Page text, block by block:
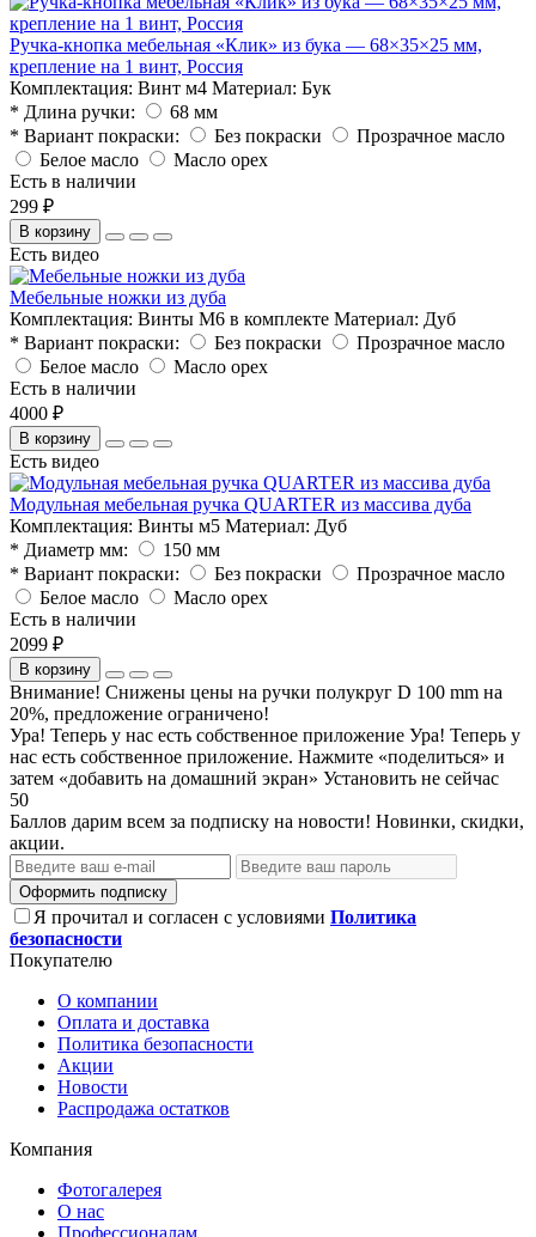
Ручка-кнопка мебельная «Клик» из бука — 68×35×25 мм,
крепление на 1 винт, Россия
Комплектация: Винт м4 Материал: Бук
* Длина ручки:
68 мм
* Вариант покраски:
Без покраски
Прозрачное масло
Белое масло
Масло орех
Есть в наличии
299 ₽
В корзину
Есть видео
Мебельные ножки из дуба
Комплектация: Винты M6 в комплекте Материал: Дуб
* Вариант покраски:
Без покраски
Прозрачное масло
Белое масло
Масло орех
Есть в наличии
4000 ₽
В корзину
Есть видео
Модульная мебельная ручка QUARTER из массива дуба
Комплектация: Винты м5 Материал: Дуб
* Диаметр мм:
150 мм
* Вариант покраски:
Без покраски
Прозрачное масло
Белое масло
Масло орех
Есть в наличии
2099 ₽
В корзину
Внимание! Снижены цены на ручки полукруг D 100 mm на
20%, предложение ограничено!
Ура! Теперь у нас есть собственное приложение Ура! Теперь у
нас есть собственное приложение. Нажмите «поделиться» и
затем «добавить на домашний экран» Установить не сейчас
50
Баллов дарим всем за подписку на новости! Новинки, скидки,
акции.
Оформить подписку
Я прочитал и согласен с условиями Политика
безопасности
Покупателю
О компании
Оплата и доставка
Политика безопасности
Акции
Новости
Распродажа остатков
Компания
Фотогалерея
О нас